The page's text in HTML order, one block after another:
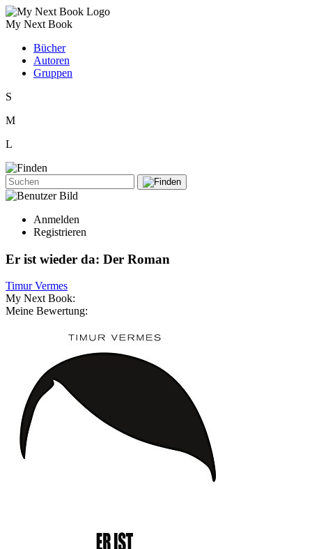
My Next Book
Bücher
Autoren
Gruppen
S
M
L
Anmelden
Registrieren
Er ist wieder da: Der Roman
Timur Vermes
My Next Book:
Meine Bewertung: